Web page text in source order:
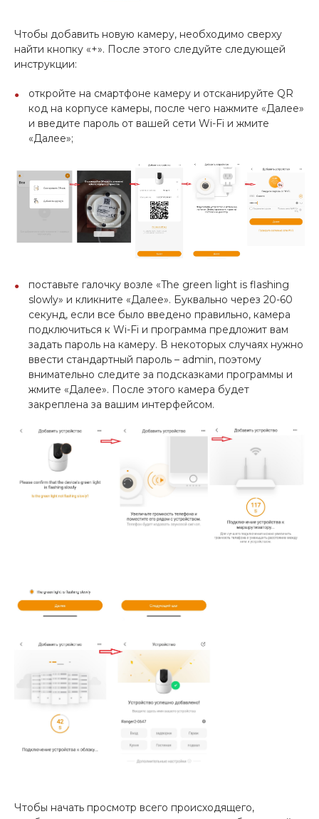
Чтобы добавить новую камеру, необходимо сверху
найти кнопку «+». После этого следуйте следующей
инструкции:
откройте на смартфоне камеру и отсканируйте QR
код на корпусе камеры, после чего нажмите «Далее»
и введите пароль от вашей сети Wi-Fi и жмите
«Далее»;
поставьте галочку возле «The green light is flashing
slowly» и кликните «Далее». Буквально через 20-60
секунд, если все было введено правильно, камера
подключиться к Wi-Fi и программа предложит вам
задать пароль на камеру. В некоторых случаях нужно
ввести стандартный пароль – admin, поэтому
внимательно следите за подсказками программы и
жмите «Далее». После этого камера будет
закреплена за вашим интерфейсом.
Чтобы начать просмотр всего происходящего,